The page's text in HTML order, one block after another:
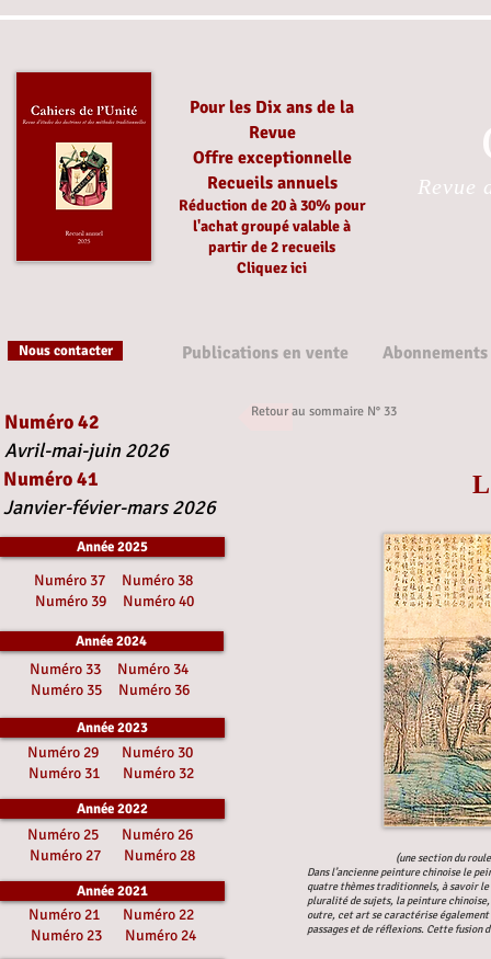
Pour les Dix ans de la
Revue
Offre exceptionnelle
Recueils annuels
Réduction de 20 à 30%pour
l'achat groupévalable à
partirde 2 recueils
Cliquez ici
Revue
Nous contacter Publications en vente Abonnements
Retour au sommaire N° 33
(une section du
Dans l’ancienne peinture chinoise le
quatre thèmes traditionnels, à savoir
pluralité de sujets, la peinture
outre, cet art se caractérise
passages et de réflexions. Cette
Numéro 42
Avril-mai-juin 2026
Numéro 41
Janvier-févier-mars 2026
Année 2025
Numéro 37
Numéro 38
Numéro 39
Numéro 40
Année 2024
Numéro 33
Numéro 34
Numéro 35
Numéro 36
Année 2023
Numéro 29
Numéro 30
Numéro 31
Numéro 32
Année 2022
Numéro 25
Numéro 26
Numéro 27
Numéro 28
Année 2021
Numéro 21
Numéro 22
Numéro 23
Numéro 24